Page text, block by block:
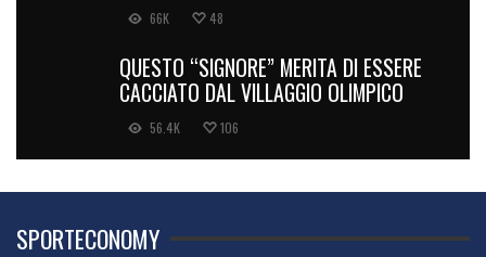
66K 48
QUESTO “SIGNORE” MERITA DI ESSERE
CACCIATO DAL VILLAGGIO OLIMPICO
56.4K 106
SPORTECONOMY